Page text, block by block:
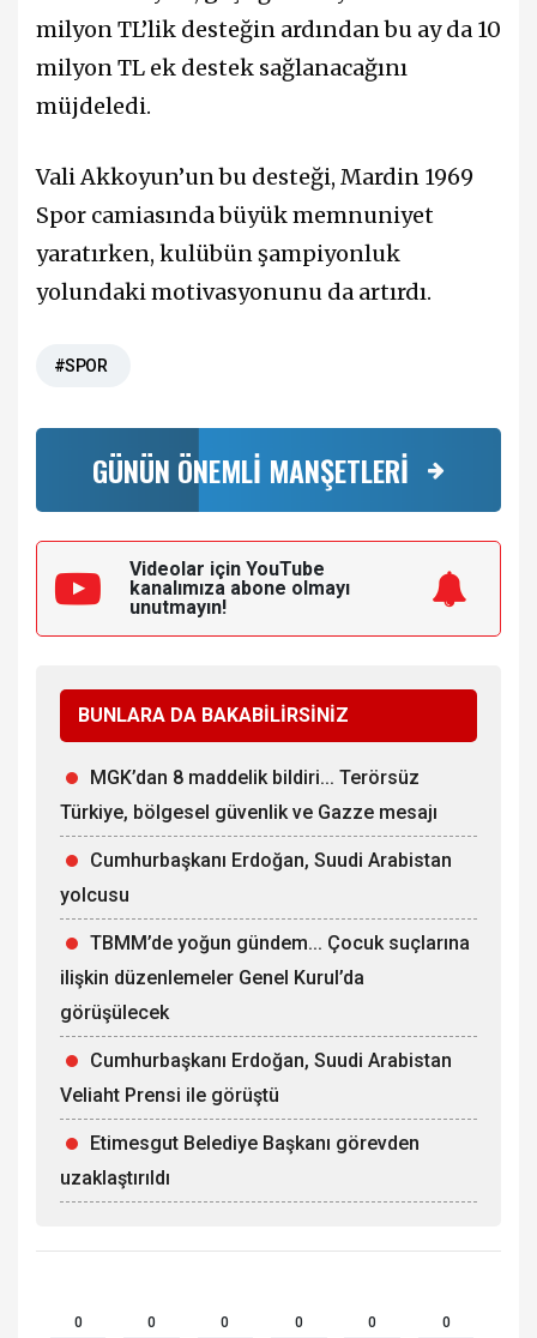
milyon TL’lik desteğin ardından bu ay da 10
milyon TL ek destek sağlanacağını
müjdeledi.
Vali Akkoyun’un bu desteği, Mardin 1969
Spor camiasında büyük memnuniyet
yaratırken, kulübün şampiyonluk
yolundaki motivasyonunu da artırdı.
#SPOR
GÜNÜN ÖNEMLİ MANŞETLERİ
Videolar için YouTube
kanalımıza abone olmayı
unutmayın!
BUNLARA DA BAKABİLİRSİNİZ
MGK’dan 8 maddelik bildiri... Terörsüz
Türkiye, bölgesel güvenlik ve Gazze mesajı
Cumhurbaşkanı Erdoğan, Suudi Arabistan
yolcusu
TBMM’de yoğun gündem... Çocuk suçlarına
ilişkin düzenlemeler Genel Kurul’da
görüşülecek
Cumhurbaşkanı Erdoğan, Suudi Arabistan
Veliaht Prensi ile görüştü
Etimesgut Belediye Başkanı görevden
uzaklaştırıldı
0 0 0 0 0 0